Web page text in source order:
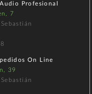
Profesional
7
On Line
39